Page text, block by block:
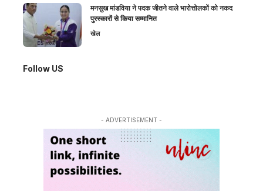
मनसुख मांडविया ने पदक जीतने वाले भारोत्तोलकों को नकद
पुरस्कारों से किया सम्मानित
खेल
Follow US
- ADVERTISEMENT -